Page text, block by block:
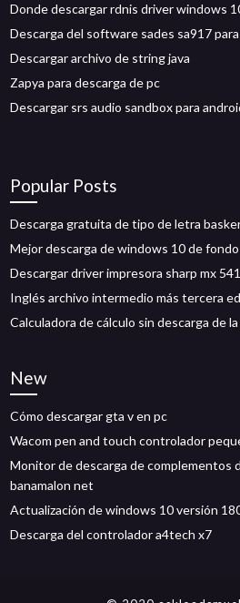
Donde descargar rdnis driver windows
Descarga del software sades sa917
Descargar archivo de string java
Zapya para descarga de pc
Descargar srs audio sandbox para
Popular Posts
Descarga gratuita de tipo de letra
Mejor descarga de windows 10 de
Descargar driver impresora sharp mx
Inglés archivo intermedio más tercera
Calculadora de cálculo sin descarga de
New
Cómo descargar gta v en pc
Wacom pen and touch controlador
Monitor de descarga de complementos
banamalon net
Actualización de windows 10 versión
Descarga del controlador a4tech x7